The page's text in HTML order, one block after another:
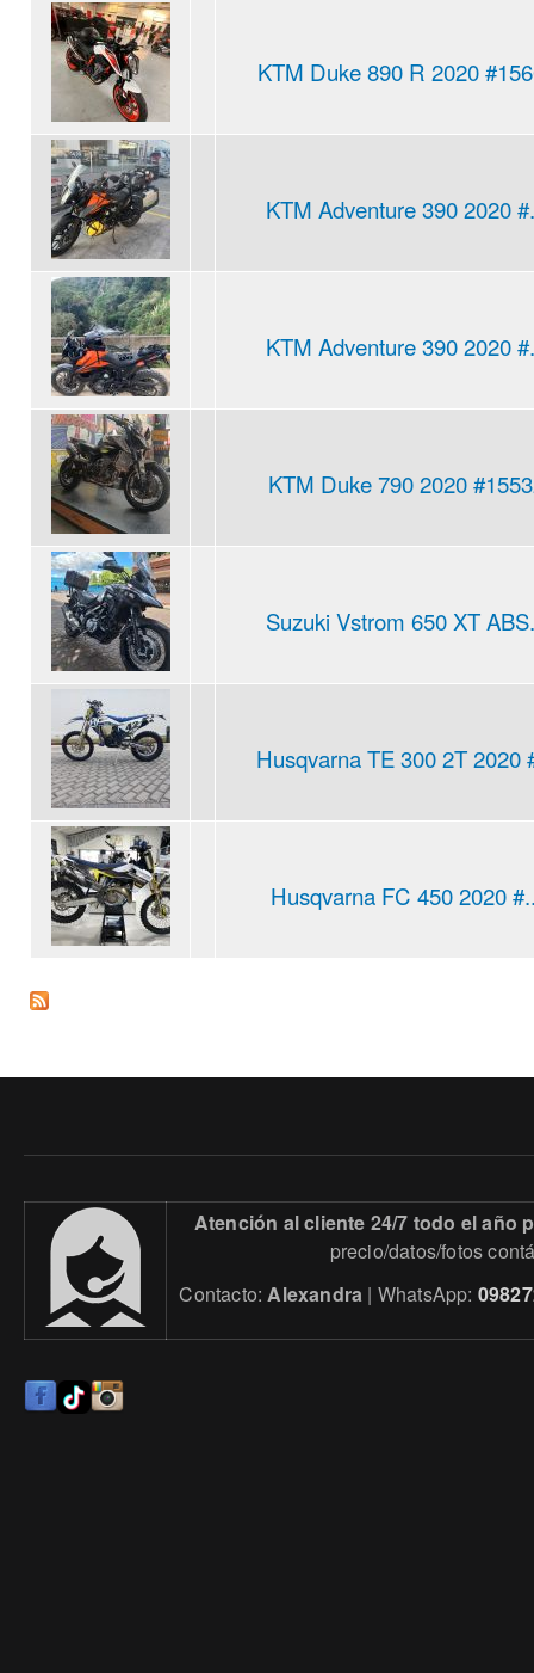
KTM Duke 890 R 2020
KTM Adventure 390 2020
KTM Adventure 390 2020
KTM Duke 790 2020
Suzuki Vstrom 650 XT
Husqvarna TE 300 2T 2020
Husqvarna FC 450 2020
Atención al cliente 24/7 todo el año
precio/datos/fotos
Contacto:Alexandra | WhatsApp: